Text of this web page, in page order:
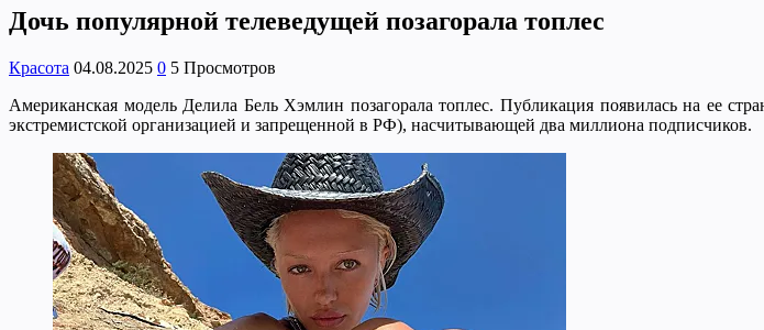
Дочь популярной телеведущей позагорала топлес
Красота 04.08.2025 0 5 Просмотров
Американская модель Делила Бель Хэмлин позагорала топлес. Публикация появилась на ее
экстремистской организацией и запрещенной в РФ), насчитывающей два миллиона подписчиков.